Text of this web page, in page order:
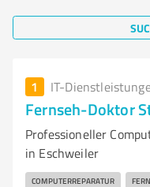
1 IT-
Fernseh-Doktor
Professioneller
in Eschweiler
COMPUTERREPARATUR